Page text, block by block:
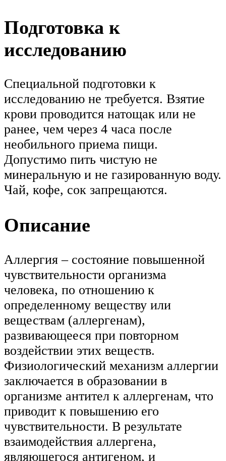
Подготовка к
исследованию
Специальной подготовки к
исследованию не требуется. Взятие
крови проводится натощак или не
ранее, чем через 4 часа после
необильного приема пищи.
Допустимо пить чистую не
минеральную и не газированную воду.
Чай, кофе, сок запрещаются.
Описание
Аллергия – состояние повышенной
чувствительности организма
человека, по отношению к
определенному веществу или
веществам (аллергенам),
развивающееся при повторном
воздействии этих веществ.
Физиологический механизм аллергии
заключается в образовании в
организме антител к аллергенам, что
приводит к повышению его
чувствительности. В результате
взаимодействия аллергена,
являющегося антигеном, и